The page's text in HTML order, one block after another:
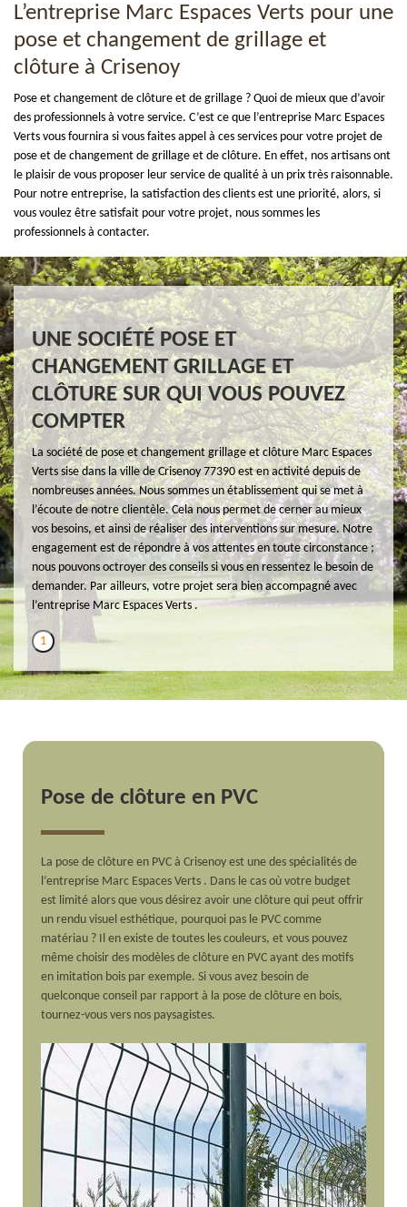
L’entreprise Marc Espaces Verts pour une
pose et changement de grillage et
clôture à Crisenoy
Pose et changement de clôture et de grillage ? Quoi de mieux que d’avoir
des professionnels à votre service. C’est ce que l’entreprise Marc Espaces
Verts vous fournira si vous faites appel à ces services pour votre projet de
pose et de changement de grillage et de clôture. En effet, nos artisans ont
le plaisir de vous proposer leur service de qualité à un prix très raisonnable.
Pour notre entreprise, la satisfaction des clients est une priorité, alors, si
vous voulez être satisfait pour votre projet, nous sommes les
professionnels à contacter.
UNE SOCIÉTÉ POSE ET
CHANGEMENT GRILLAGE ET
CLÔTURE SUR QUI VOUS POUVEZ
COMPTER
La société de pose et changement grillage et clôture Marc Espaces
Verts sise dans la ville de Crisenoy 77390 est en activité depuis de
nombreuses années. Nous sommes un établissement qui se met à
l’écoute de notre clientèle. Cela nous permet de cerner au mieux
vos besoins, et ainsi de réaliser des interventions sur mesure. Notre
engagement est de répondre à vos attentes en toute circonstance ;
nous pouvons octroyer des conseils si vous en ressentez le besoin de
demander. Par ailleurs, votre projet sera bien accompagné avec
l’entreprise Marc Espaces Verts .
1
Pose de clôture en PVC
La pose de clôture en PVC à Crisenoy est une des spécialités de
l’entreprise Marc Espaces Verts . Dans le cas où votre budget
est limité alors que vous désirez avoir une clôture qui peut offrir
un rendu visuel esthétique, pourquoi pas le PVC comme
matériau ? Il en existe de toutes les couleurs, et vous pouvez
même choisir des modèles de clôture en PVC ayant des motifs
en imitation bois par exemple. Si vous avez besoin de
quelconque conseil par rapport à la pose de clôture en bois,
tournez-vous vers nos paysagistes.